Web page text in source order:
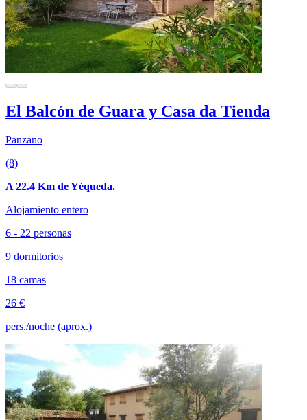
El Balcón de Guara y Casa da Tienda
Panzano
(8)
A 22.4 Km de Yéqueda.
Alojamiento entero
6 - 22 personas
9 dormitorios
18 camas
26 €
pers./noche (aprox.)